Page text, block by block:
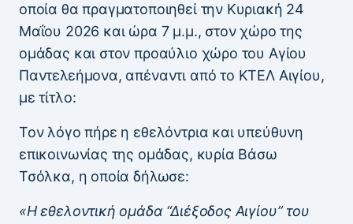
οποία θα πραγματοποιηθεί την Κυριακή 24
Μαΐου 2026 και ώρα 7 μ.μ., στον χώρο της
ομάδας και στον προαύλιο χώρο του Αγίου
Παντελεήμονα, απέναντι από το ΚΤΕΛ Αιγίου,
με τίτλο:
Τον λόγο πήρε η εθελόντρια και υπεύθυνη
επικοινωνίας της ομάδας, κυρία Βάσω
Τσόλκα, η οποία δήλωσε:
«Η εθελοντική ομάδα “Διέξοδος Αιγίου” του